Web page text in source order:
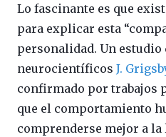
Lo fascinante es que
para explicar esta
personalidad. Un estudio
neurocientíficos J.
confirmado por trabajos
que el comportamiento
comprenderse mejor a la